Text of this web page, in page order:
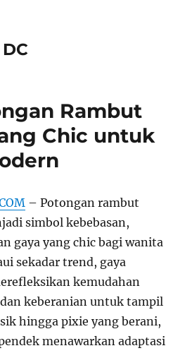
Rambut
Chic untuk
– Potongan rambut
simbol kebebasan,
gaya yang chic bagi wanita
sekadar trend, gaya
kemudahan
keberanian untuk tampil
hingga pixie yang berani,
menawarkan adaptasi